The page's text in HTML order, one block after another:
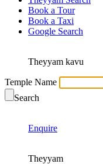
Book a Tour
Book a Taxi
Google Search
Theyyam kavu
Temple Name
Search
Enquire
Theyyam